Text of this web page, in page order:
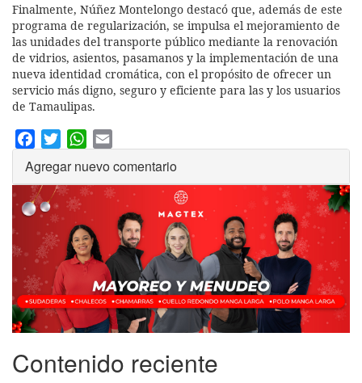
Finalmente, Núñez Montelongo destacó que, además de este
programa de regularización, se impulsa el mejoramiento de
las unidades del transporte público mediante la renovación
de vidrios, asientos, pasamanos y la implementación de una
nueva identidad cromática, con el propósito de ofrecer un
servicio más digno, seguro y eficiente para las y los usuarios
de Tamaulipas.
Facebook
TwitterWhatsApp
Agregar nuevo comentario
Contenido reciente